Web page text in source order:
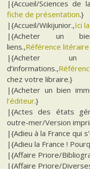
|{Accueil/Sciences de
fiche de présentation.}
|{Accueil/Wikijunior.,Ici
|{Acheter un
liens.,Référence
|{Acheter un
d’informations.,
chez votre libraire.}
|{Acheter un bien
l’éditeur.}
|{Actes des états
outre-mer/Version
|{Adieu à la France qui
|{Adieu la France !
|{Affaire Priore/
|{Affaire Priore/